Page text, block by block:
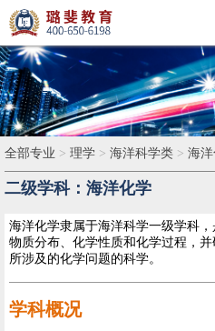
全部专业 > 理学 > 海洋科学类 > 海
二级学科：海洋化学
海洋化学隶属于海洋科学一级学科，
物质分布、化学性质和化学过程，
所涉及的化学问题的科学。
学科概况